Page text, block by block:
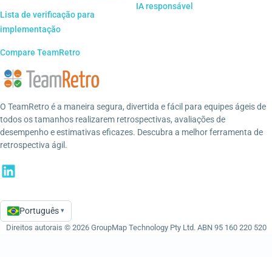
Lista de verificação para
implementação
Compare TeamRetro
IA responsável
O TeamRetro é a maneira segura, divertida e fácil para equipes ágeis de
todos os tamanhos realizarem retrospectivas, avaliações de
desempenho e estimativas eficazes. Descubra a melhor ferramenta de
retrospectiva ágil.
Language
Português ▾
Direitos autorais © 2026 GroupMap Technology Pty Ltd. ABN 95 160 220 520